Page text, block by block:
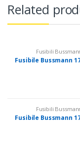
Related
Fusibili
Fusibile Bussmann
Fusibili
Fusibile Bussmann